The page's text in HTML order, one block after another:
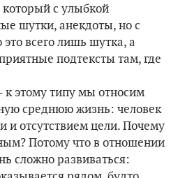
который с улыбкой
шутки, анекдоты, но с
это всего лишь шутка, а
подтексты там, где
к этому типу мы относим
среднюю жизнь: человек
и отсутствием цели. Почему
Потому что в отношении
сложно развиваться: